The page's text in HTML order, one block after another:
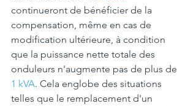
continueront de bénéficier de la
compensation, même en cas de
modification ultérieure, à condition
que la puissance nette totale des
onduleurs n'augmente pas de plus de
1 kVA. Cela englobe des situations
telles que le remplacement d'un